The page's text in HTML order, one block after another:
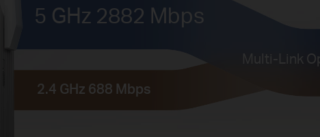
5 GHz 2882 Mbps
2.4 GHz 688 Mbps
Multi-Link